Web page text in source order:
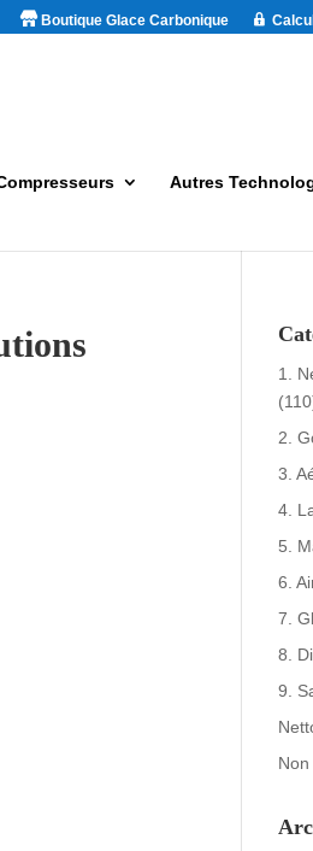
Boutique Glace Carbonique
Autres
1.
2.
3.
4.
5.
6.
7.
8.
9.